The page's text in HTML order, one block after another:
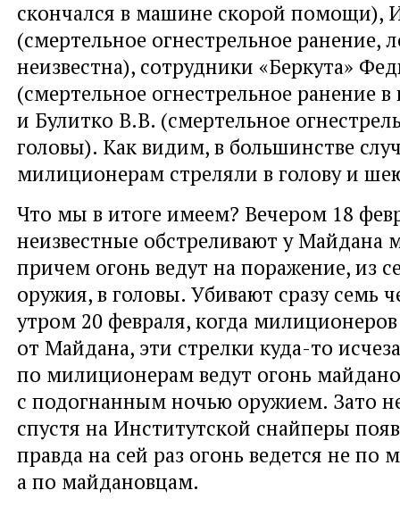
скончался в машине скорой помощи),
(смертельное огнестрельное ранение,
неизвестна), сотрудники «Беркута»
(смертельное огнестрельное ранение в
и Булитко В.В. (смертельное
головы). Как видим, в большинстве
милиционерам стреляли в голову и
Что мы в итоге имеем? Вечером 18
неизвестные обстреливают у Майдана
причем огонь ведут на поражение, из
оружия, в головы. Убивают сразу семь
утром 20 февраля, когда
от Майдана, эти стрелки куда-то
по милиционерам ведут огонь
с подогнанным ночью оружием. Зато
спустя на Институтской снайперы
правда на сей раз огонь ведется не по
а по майдановцам.